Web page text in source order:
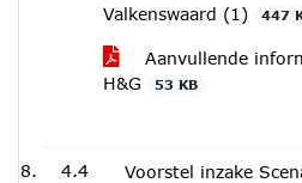
Valkenswaard (1)
447
Aanvullende
H&G
53 KB
4.4
Voorstel inzake